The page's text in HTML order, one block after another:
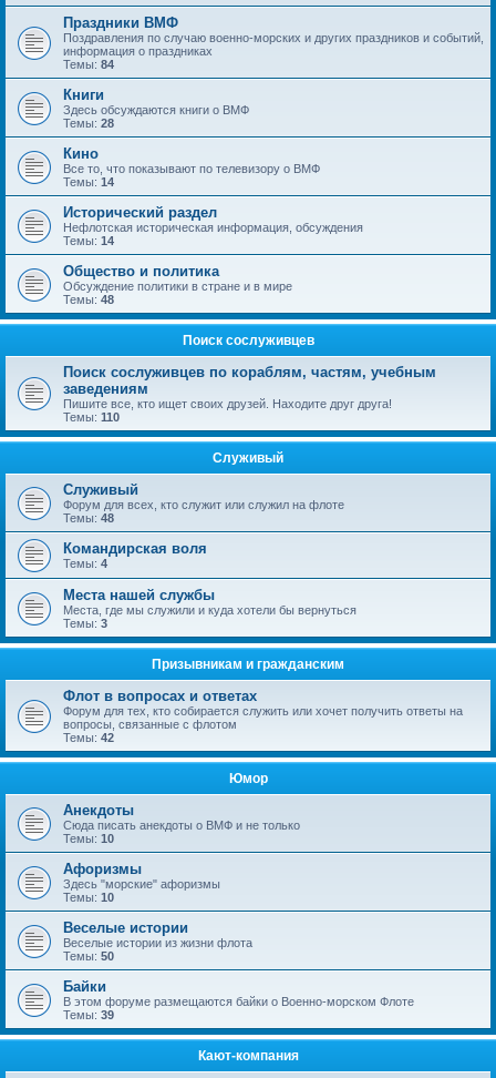
Праздники ВМФ
Поздравления по случаю военно-морских и других праздников и событий,
информация о праздниках
Темы: 84
Книги
Здесь обсуждаются книги о ВМФ
Темы: 28
Кино
Все то, что показывают по телевизору о ВМФ
Темы: 14
Исторический раздел
Нефлотская историческая информация, обсуждения
Темы: 14
Общество и политика
Обсуждение политики в стране и в мире
Темы: 48
Поиск сослуживцев
Поиск сослуживцев по кораблям, частям, учебным
заведениям
Пишите все, кто ищет своих друзей. Находите друг друга!
Темы: 110
Служивый
Служивый
Форум для всех, кто служит или служил на флоте
Темы: 48
Командирская воля
Темы: 4
Места нашей службы
Места, где мы служили и куда хотели бы вернуться
Темы: 3
Призывникам и гражданским
Флот в вопросах и ответах
Форум для тех, кто собирается служить или хочет получить ответы на
вопросы, связанные с флотом
Темы: 42
Юмор
Анекдоты
Сюда писать анекдоты о ВМФ и не только
Темы: 10
Афоризмы
Здесь "морские" афоризмы
Темы: 10
Веселые истории
Веселые истории из жизни флота
Темы: 50
Байки
В этом форуме размещаются байки о Военно-морском Флоте
Темы: 39
Кают-компания